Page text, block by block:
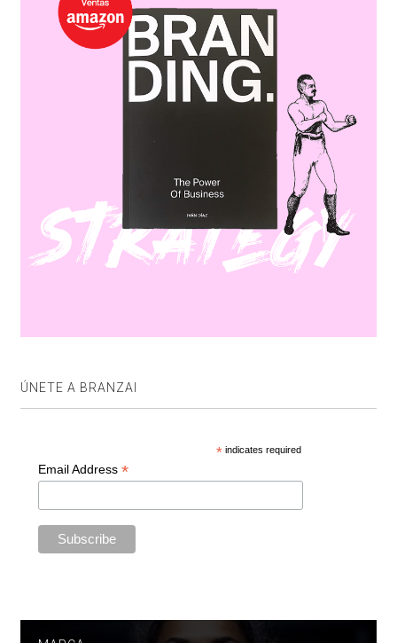
ÚNETE A BRANZAI
* indicates required
Email Address *